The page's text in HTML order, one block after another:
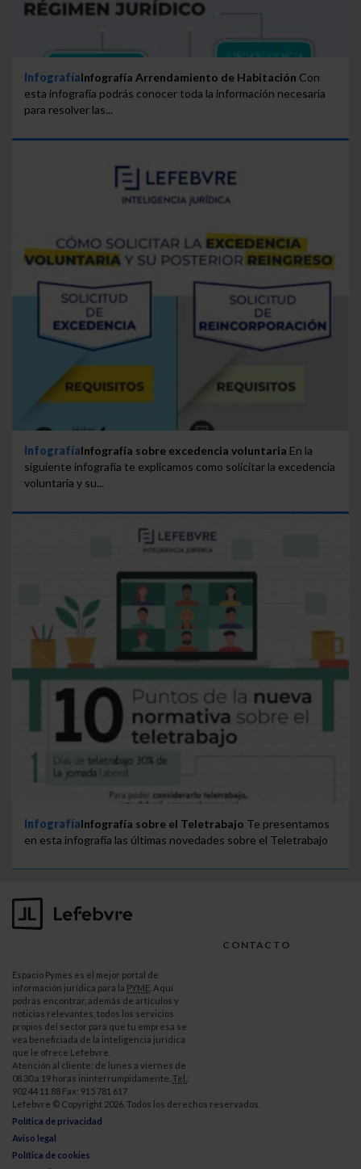
InfografíaInfografía Arrendamiento de Habitación Con
esta infografía podrás conocer toda la información necesaria
para resolver las...
InfografíaInfografía sobre excedencia voluntaria En la
siguiente infografía te explicamos como solicitar la excedencia
voluntaria y su...
InfografíaInfografía sobre el Teletrabajo Te presentamos
en esta infografía las últimas novedades sobre el Teletrabajo
CONTACTO
Espacio Pymes es el mejor portal de
información jurídica para la PYME . Aquí
podrás encontrar, además de artículos y
noticias relevantes, todos los servicios
propios del sector para que tu empresa se
vea beneficiada de la inteligencia jurídica
que le ofrece Lefebvre.
Atención al cliente: de lunes a viernes de
08.30 a 19 horas ininterrumpidamente. Tel. :
902 44 11 88 Fax: 915 781 617
Lefebvre © Copyright 2026. Todos los derechos reservados.
Política de privacidad
Aviso legal
Política de cookies